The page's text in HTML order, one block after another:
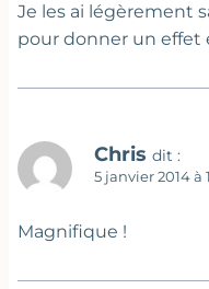
Je les ai légèrement
pour donner un effet
Chris dit :
5 janvier 2014 à
Magnifique !